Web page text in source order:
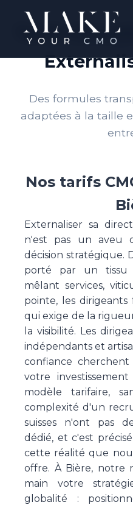
Tarifs
Des formules
adaptées à la taille
Nos tarifs
Externaliser sa
n'est pas un aveu
décision stratégique.
porté par un tissu
mêlant services,
pointe, les
qui exige de la
la visibilité. Les
indépendants et
confiance
votre
modèle tarifaire,
complexité d'un
suisses n'ont pas
dédié, et c'est
cette réalité que
offre. À Bière, notre
main votre
globalité :